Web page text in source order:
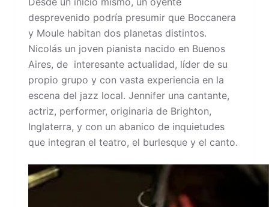
desprevenido podría presumir que Boccanera
y Moule habitan dos planetas distintos.
Nicolás un joven pianista nacido en Buenos
Aires, de interesante actualidad, líder de su
propio grupo y con vasta experiencia en la
escena del jazz local. Jennifer una cantante,
actriz, performer, originaria de Brighton,
Inglaterra, y con un abanico de inquietudes
que integran el teatro, el burlesque y el canto.